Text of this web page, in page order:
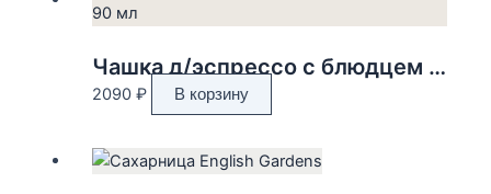
Чашка д/эспрессо с блюдцем HALCYON 90 мл
2090 ₽ В корзину